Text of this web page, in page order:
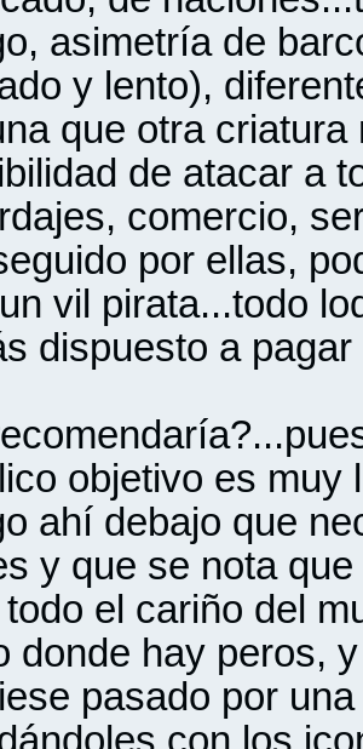
asimetría de
y lento),
que otra
de atacar a
comercio,
por ellas,
vil pirata...todo
dispuesto a
objetivo es muy
ahí debajo que
y que se nota
el cariño del
donde hay peros,
pasado por